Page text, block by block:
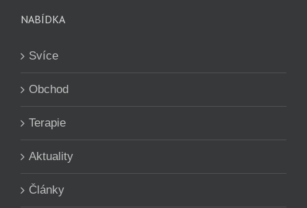
NABÍDKA
Svíce
Obchod
Terapie
Aktuality
Články